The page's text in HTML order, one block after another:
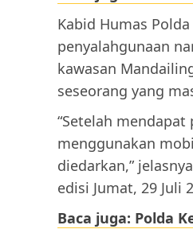
Kabid Humas
penyalahgunaan
kawasan
seseorang yang
“Setelah
menggunakan
diedarkan,”
edisi Jumat, 29 Juli
Baca juga: Polda